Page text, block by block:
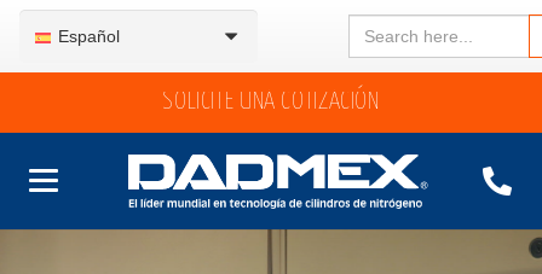
Español
Search
for:
SOLICITE UNA COTIZACIÓN